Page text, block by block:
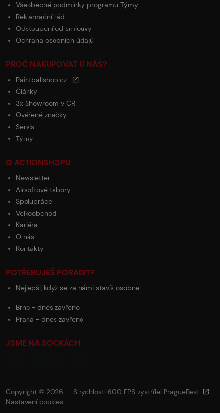
Všeobecné podmínky programu Týmy
Reklamační řád
Odstoupení od smlouvy
Ochrana osobních údajů
PROČ NAKUPOVAT U NÁS?
Paintballshop.cz
Články
3x Showroom v ČR
Ověřené značky
Servis
Týmy
O ACTIONSHOPU
Newsletter
Airsoftové tábory
Spolupráce
Velkoobchod
Kariéra
O nás
Kontakty
POTŘEBUJEŠ PORADIT?
Nejlepší, když se za námi stavíš osobně
Brno - dnes zavřeno
Praha - dnes zavřeno
JSME NA SOCKÁCH
Copyright © 2026 — S rychlostí 600 FPS vystřílel PragueBest
Nastavení cookies